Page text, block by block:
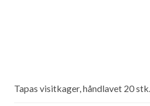
Tapas visitkager, håndlavet 20